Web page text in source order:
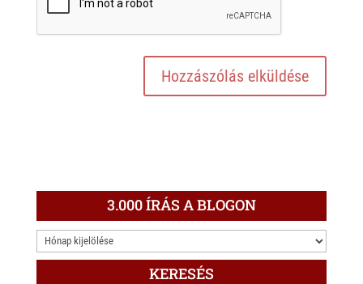
3.000 ÍRÁS A BLOGON
3.000
ÍRÁS
KERESÉS